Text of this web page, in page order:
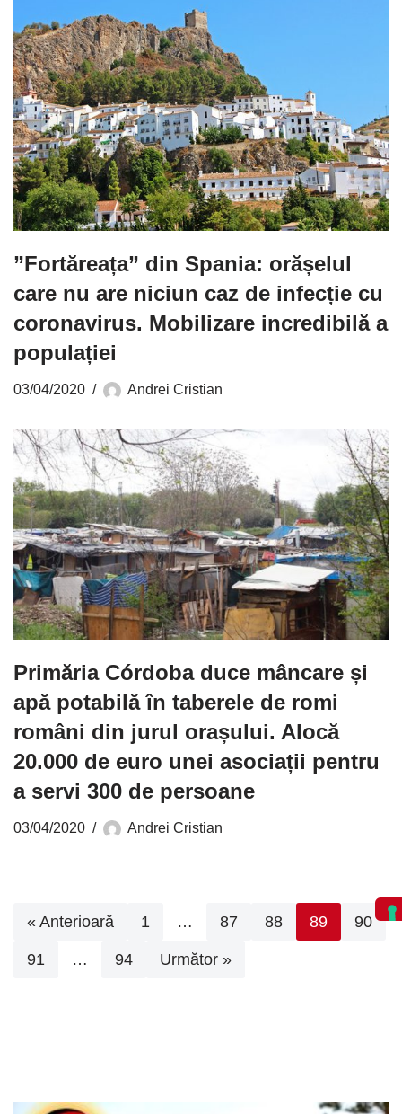
”Fortăreața” din Spania: orășelul
care nu are niciun caz de infecție cu
coronavirus. Mobilizare incredibilă a
populației
03/04/2020 Andrei Cristian
Primăria Córdoba duce mâncare și
apă potabilă în taberele de romi
români din jurul orașului. Alocă
20.000 de euro unei asociații pentru
a servi 300 de persoane
03/04/2020 Andrei Cristian
« Anterioară 1 … 87 88 89 90
91 … 94 Următor »